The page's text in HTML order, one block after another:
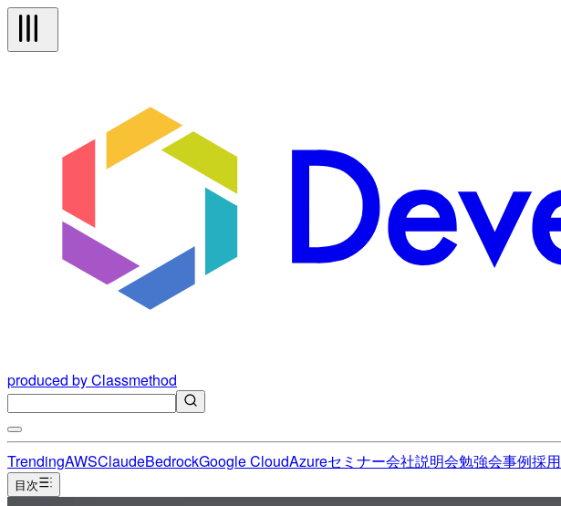
produced by Classmethod
TrendingAWSClaudeBedrockGoogle CloudAzureセミナー会社説明会勉強会事例採用
目次